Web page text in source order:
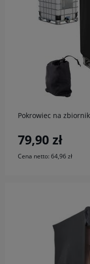
Pokrowiec na
79,90 zł
Cena netto: 64,96 zł